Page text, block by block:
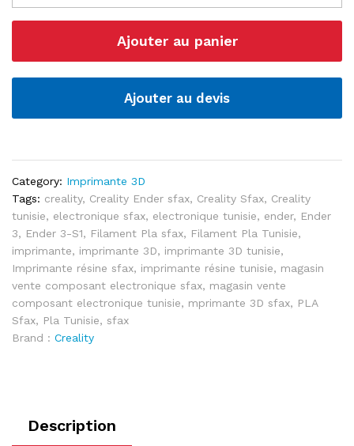
Creality
Ender
S1
quantité
Ajouter au panier
Ajouter au devis
Category: Imprimante 3D
Tags: creality, Creality Ender sfax, Creality Sfax, Creality
tunisie, electronique sfax, electronique tunisie, ender, Ender
3, Ender 3-S1, Filament Pla sfax, Filament Pla Tunisie,
imprimante, imprimante 3D, imprimante 3D tunisie,
Imprimante résine sfax, imprimante résine tunisie, magasin
vente composant electronique sfax, magasin vente
composant electronique tunisie, mprimante 3D sfax, PLA
Sfax, Pla Tunisie, sfax
Brand : Creality
Description